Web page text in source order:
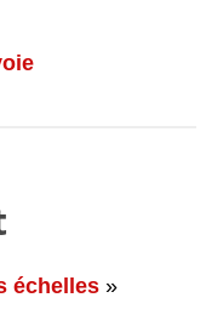
échelles »